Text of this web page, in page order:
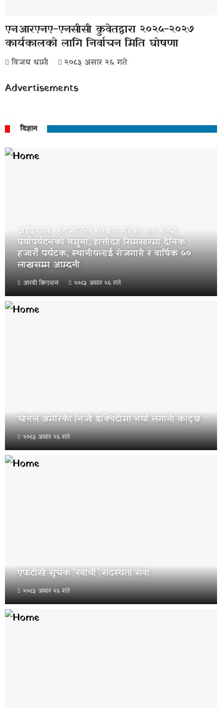
एनआरएनए-एनसीसी कुवेतद्वारा २०२५-२०२७
कार्यकालको लागि निर्वाचन मिति घोषणा
विजय धामी २०८३ असार २६ गते
Advertisements
विज्ञान
आदिवासी जनजातिले संरक्षण गरेको वन बन्यो
पर्यापर्यटनको नमुना, हात्तीदह सिमसारमा दैनिक
हजारौँ पर्यटक, स्थानीयलाई रोजगारी र वार्षिक ५०
लाखसम्म आम्दनी
आरडी क्रिएशन २०८३ असार २६ गते
चीनले अमेरिकी निजी इक्विटीमा नयाँ लगानी काट्छ
२०८३ असार २६ गते
एफटीसी सूचक ‘स्वार्थी’ सदस्यता सेवा
२०८३ असार २६ गते